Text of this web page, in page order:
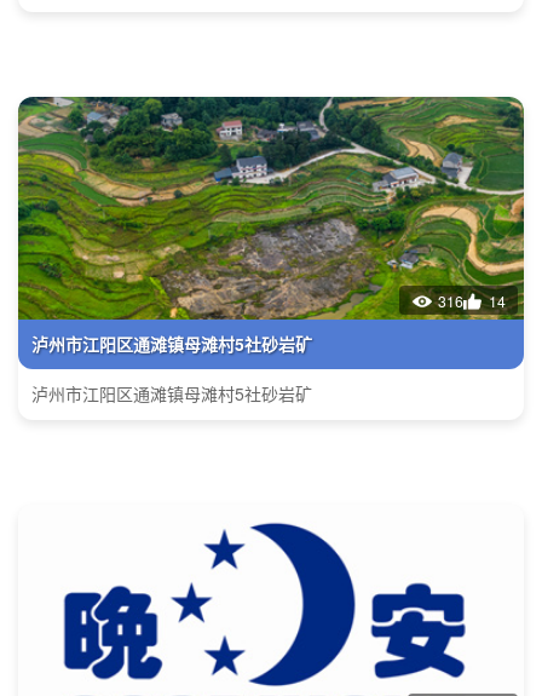
316 14
泸州市江阳区通滩镇母滩村5社砂岩矿
泸州市江阳区通滩镇母滩村5社砂岩矿